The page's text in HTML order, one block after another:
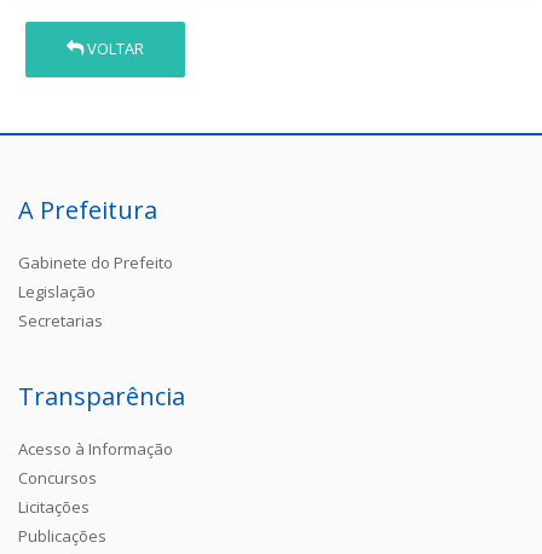
VOLTAR
A Prefeitura
Gabinete do Prefeito
Legislação
Secretarias
Transparência
Acesso à Informação
Concursos
Licitações
Publicações